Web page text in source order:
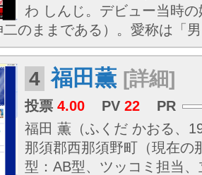
わ しんじ。デビュー当時
のままである）。愛称は「
4 福田薫 [詳細]
投票 4.00 PV 22
PR
福田 薫（ふくだ かおる、
那須郡西那須野町（現在の
型：AB型、ツッコミ担当